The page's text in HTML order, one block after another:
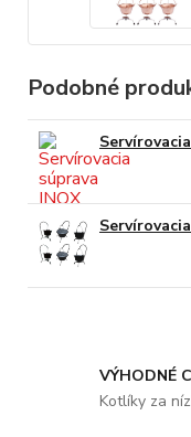
Podobné
VÝHODNÉ
Kotlíky za